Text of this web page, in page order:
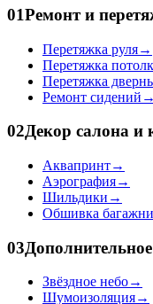
01Ремонт и
Перетяжка руля→
Перетяжка
Перетяжка
Ремонт сидений →
02Декор салона и
Аквапринт→
Аэрография→
Шильдики →
Обшивка
03
Звёздное небо→
Шумоизоляция→